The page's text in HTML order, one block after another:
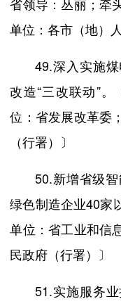
省领导：丛丽；牵
单位：各市（地）
49.深入实施
改造“三改联动”
位：省发展改革委
（行署）〕
50.新增省级智
绿色制造企业40家
单位：省工业和信
民政府（行署）〕
51.实施服务